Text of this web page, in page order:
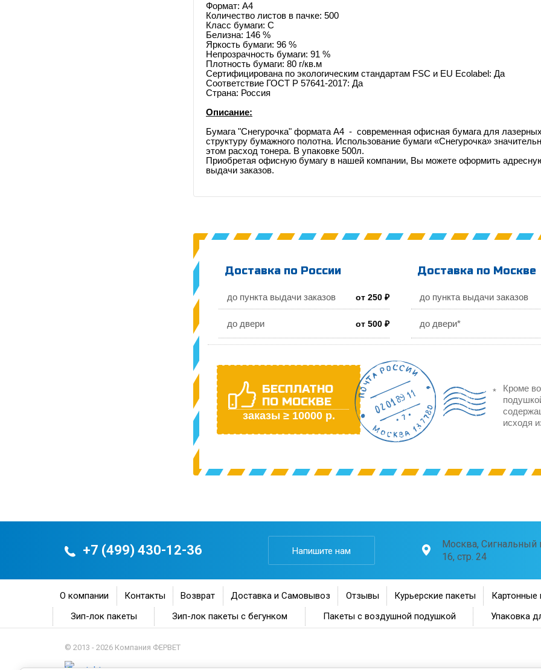
Формат: А4
Количество листов в пачке: 500
Класс бумаги: C
Белизна: 146 %
Яркость бумаги: 96 %
Непрозрачность бумаги: 91 %
Плотность бумаги: 80 г/кв.м
Сертифицирована по экологическим стандартам FSC и EU Ecolabel: Да
Соответствие ГОСТ Р 57641-2017: Да
Страна: Россия
Описание:
Бумага "Снегурочка" формата A4 - современная офисная бумага для
структуру бумажного полотна. Использование бумаги «Снегурочка»
этом расход тонера. В упаковке 500л.
Приобретая офисную бумагу в нашей компании, Вы можете оформить
выдачи заказов.
Доставка по России
до пункта выдачи заказов от 250 ₽
до двери от 500 ₽
Доставка по Москве
до пункта выдачи заказов
до двери*
БЕСПЛАТНО
ПО МОСКВЕ
заказы ≥ 10000 р.
Кроме
исходя
+7 (499) 430-12-36 Напишите нам
Москва, Сигнальный
16, стр. 24
О компании Контакты Возврат Доставка и Самовывоз Отзывы Курьерские пакеты
Картонные
Зип-лок пакеты
Зип-лок пакеты с бегунком Пакеты с воздушной подушкой Упаковка
© 2013 - 2026 Компания ФЕРВЕТ